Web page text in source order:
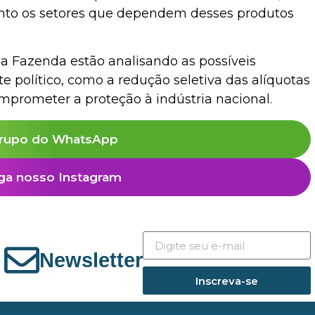
os setores que dependem desses produtos
Fazenda estão analisando as possíveis
político, como a redução seletiva das alíquotas
a proteção à indústria nacional.
do WhatsApp
nosso Instagram
Newsletter
Inscreva-se